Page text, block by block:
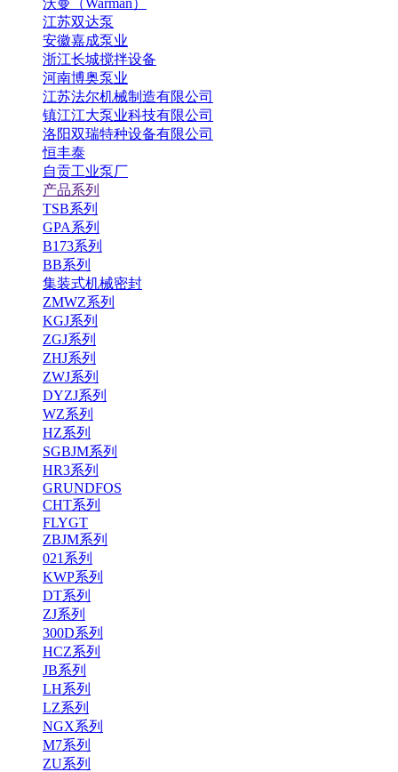
沃曼（Warman）
江苏双达泵
安徽嘉成泵业
浙江长城搅拌设备
河南博奥泵业
江苏法尔机械制造有限公司
镇江江大泵业科技有限公司
洛阳双瑞特种设备有限公司
恒丰泰
自贡工业泵厂
产品系列
TSB系列
GPA系列
B173系列
BB系列
集装式机械密封
ZMWZ系列
KGJ系列
ZGJ系列
ZHJ系列
ZWJ系列
DYZJ系列
WZ系列
HZ系列
SGBJM系列
HR3系列
GRUNDFOS
CHT系列
FLYGT
ZBJM系列
021系列
KWP系列
DT系列
ZJ系列
300D系列
HCZ系列
JB系列
LH系列
LZ系列
NGX系列
M7系列
ZU系列